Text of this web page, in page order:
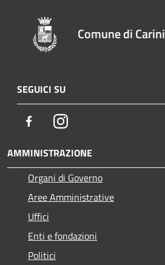
Comune di Carini
SEGUICI SU
FacebookInstagram
AMMINISTRAZIONE
Organi di Governo
Aree Amministrative
Uffici
Enti e fondazioni
Politici